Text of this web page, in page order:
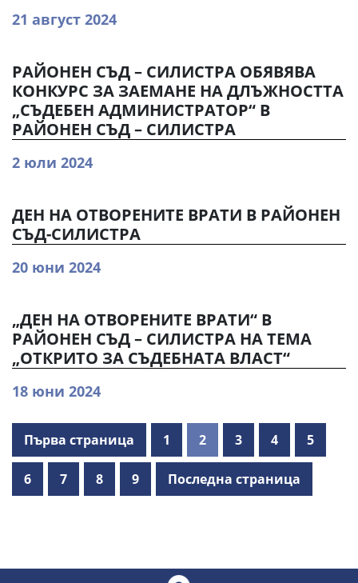
21 август 2024
РАЙОНЕН СЪД – СИЛИСТРА ОБЯВЯВА
КОНКУРС ЗА ЗАЕМАНЕ НА ДЛЪЖНОСТТА
„СЪДЕБЕН АДМИНИСТРАТОР“ В
РАЙОНЕН СЪД – СИЛИСТРА
2 юли 2024
ДЕН НА ОТВОРЕНИТЕ ВРАТИ В РАЙОНЕН
СЪД-СИЛИСТРА
20 юни 2024
„ДЕН НА ОТВОРЕНИТЕ ВРАТИ“ В
РАЙОНЕН СЪД – СИЛИСТРА НА ТЕМА
„ОТКРИТО ЗА СЪДЕБНАТА ВЛАСТ“
18 юни 2024
Първа страница 1 2 3 4 5
6 7 8 9 Последна страница